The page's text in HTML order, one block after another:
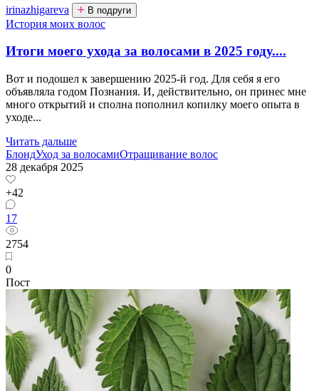
irinazhigareva В подруги
История моих волос
Итоги моего ухода за волосами в 2025 году....
Вот и подошел к завершению 2025-й год. Для себя я его
объявляла годом Познания. И, действительно, он принес мне
много открытий и сполна пополнил копилку моего опыта в
уходе...
Читать дальше
БлондУход за волосамиОтращивание волос
28 декабря 2025
+42
17
2754
0
Пост